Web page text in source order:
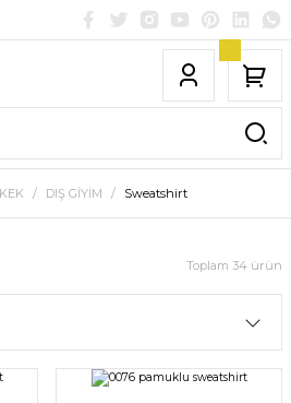
DIŞ GİYİM Sweatshirt
Toplam 34 ürün